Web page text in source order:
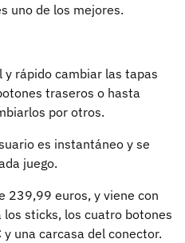
uno de los mejores.
rápido cambiar las tapas
traseros o hasta
por otros.
es instantáneo y se
juego.
239,99 euros, y viene con
sticks, los cuatro botones
una carcasa del conector.